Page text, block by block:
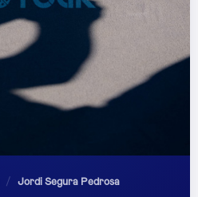
/ Jordi Segura Pedrosa